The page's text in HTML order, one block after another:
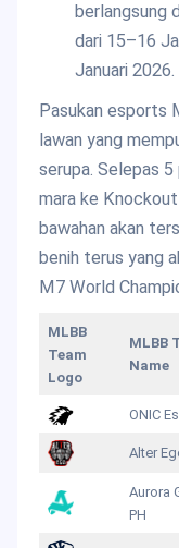
berlangsung
dari 15–16
Januari 2026.
Pasukan esports
lawan yang
serupa. Selepas
mara ke
bawahan akan
benih terus yang
M7 World
MLBB
Team
Logo
MLBB
Name
ONIC
Alter
Aurora
PH